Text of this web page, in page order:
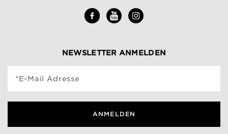
NEWSLETTER ANMELDEN
*E-Mail Adresse
ANMELDEN